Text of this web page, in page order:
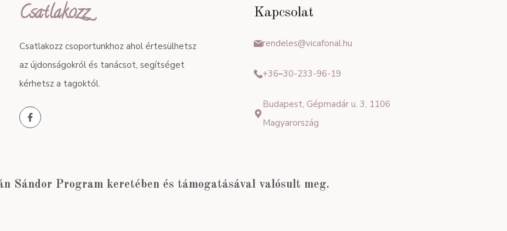
Csatlakozz
Csatlakozz csoportunkhoz ahol értesülhetsz
az újdonságokról és tanácsot, segítséget
kérhetsz a tagoktól.
Kapcsolat
rendeles@vicafonal.hu
+36–30-233-96-19
Budapest, Gépmadár u. 3, 1106
Magyarország
Sándor Program keretében és támogatásával valósult meg.